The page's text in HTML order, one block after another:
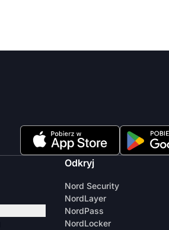
Odkryj
Nord Security
NordLayer
NordPass
NordLocker